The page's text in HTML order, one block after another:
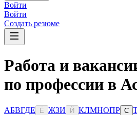
Войти
Войти
Создать резюме
Работа и
по профессии в
АБВГДЕ Ё ЖЗИ Й КЛМНОПР С